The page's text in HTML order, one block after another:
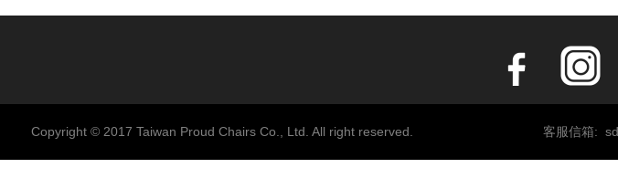
客服信箱:
Copyright © 2017 Taiwan Proud Chairs Co., Ltd. All right reserved.